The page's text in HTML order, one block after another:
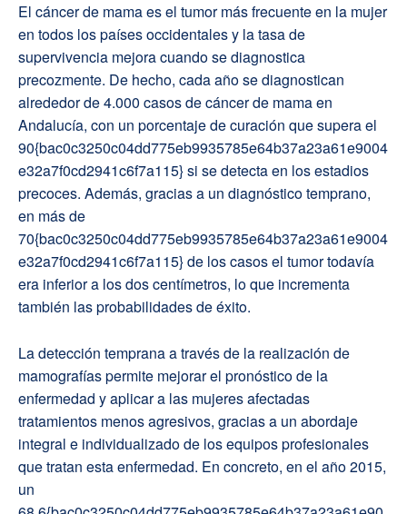
El cáncer de mama es el tumor más frecuente en la mujer
en todos los países occidentales y la tasa de
supervivencia mejora cuando se diagnostica
precozmente. De hecho, cada año se diagnostican
alrededor de 4.000 casos de cáncer de mama en
Andalucía, con un porcentaje de curación que supera el
90{bac0c3250c04dd775eb9935785e64b37a23a61e9004
e32a7f0cd2941c6f7a115} si se detecta en los estadios
precoces. Además, gracias a un diagnóstico temprano,
en más de
70{bac0c3250c04dd775eb9935785e64b37a23a61e9004
e32a7f0cd2941c6f7a115} de los casos el tumor todavía
era inferior a los dos centímetros, lo que incrementa
también las probabilidades de éxito.
La detección temprana a través de la realización de
mamografías permite mejorar el pronóstico de la
enfermedad y aplicar a las mujeres afectadas
tratamientos menos agresivos, gracias a un abordaje
integral e individualizado de los equipos profesionales
que tratan esta enfermedad. En concreto, en el año 2015,
un